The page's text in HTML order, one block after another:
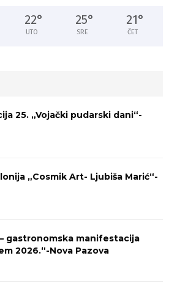
22°
UTO
25°
SRE
21°
ČET
25. „Vojački pudarski dani“-
„Cosmik Art- Ljubiša Marić“-
gastronomska manifestacija
2026.“-Nova Pazova